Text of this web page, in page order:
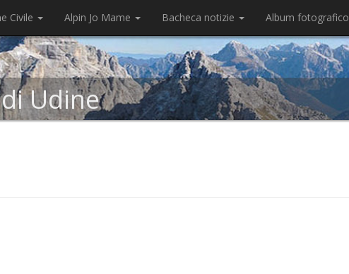
Civile Alpin Jo Mame Bacheca notizie Album fotografico
Udine